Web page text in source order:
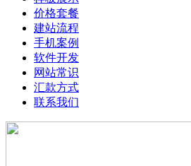
价格套餐
建站流程
手机案例
软件开发
网站常识
汇款方式
联系我们